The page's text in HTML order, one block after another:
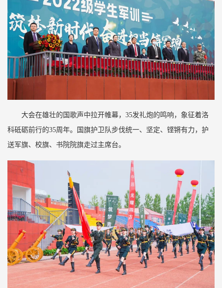
大会在雄壮的国歌声中拉开帷幕，35发礼炮的鸣响，象征着洛
科砥砺前行的35周年。国旗护卫队步伐统一、坚定、铿锵有力，护
送军旗、校旗、书院院旗走过主席台。